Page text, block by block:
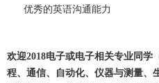
优秀的英语沟通能力
欢迎2018电子或电子相关专业同学
程、通信、自动化、仪器与测量、